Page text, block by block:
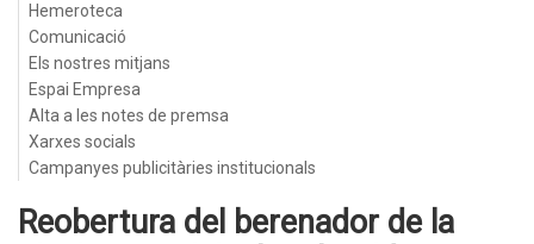
Hemeroteca
Comunicació
Els nostres mitjans
Espai Empresa
Alta a les notes de premsa
Xarxes socials
Campanyes publicitàries institucionals
Reobertura del berenador de la